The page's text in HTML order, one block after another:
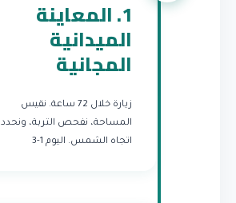
1. المعاينة
الميدانية
المجانية
زيارة خلال 72 ساعة. نقيس
المساحة، نفحص التربة، ونحدد
اتجاه الشمس. اليوم 1-3